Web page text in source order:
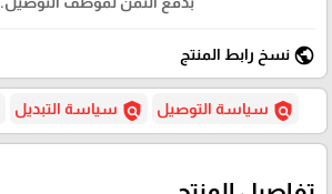
public نسخ رابط المنتج
policy سياسة التوصيل policy سياسة التبديل